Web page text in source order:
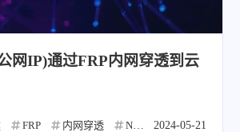
网IP)通过FRP内网穿透到云
FRP 内网穿透 NAS 2024-05-21